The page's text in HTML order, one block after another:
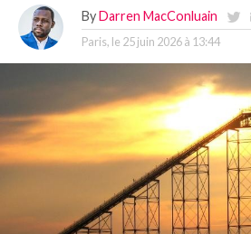
By Darren MacConluain
Paris, le 25 juin 2026 à 13:44